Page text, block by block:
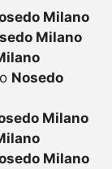
Milano
Milano
Nosedo
Milano
Milano